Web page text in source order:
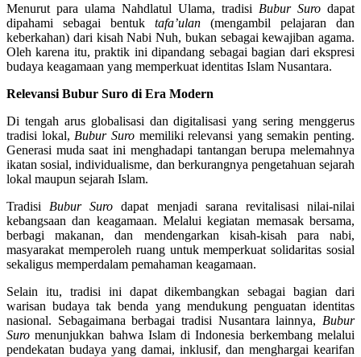
Menurut para ulama Nahdlatul Ulama, tradisi Bubur Suro dapat
dipahami sebagai bentuk tafa’ulan (mengambil pelajaran dan
keberkahan) dari kisah Nabi Nuh, bukan sebagai kewajiban agama.
Oleh karena itu, praktik ini dipandang sebagai bagian dari ekspresi
budaya keagamaan yang memperkuat identitas Islam Nusantara.
Relevansi Bubur Suro di Era Modern
Di tengah arus globalisasi dan digitalisasi yang sering menggerus
tradisi lokal, Bubur Suromemiliki relevansi yang semakin penting.
Generasi muda saat ini menghadapi tantangan berupa melemahnya
ikatan sosial, individualisme, dan berkurangnya pengetahuan sejarah
lokal maupun sejarah Islam.
Tradisi Bubur Suro dapat menjadi sarana revitalisasi nilai-nilai
kebangsaan dan keagamaan. Melalui kegiatan memasak bersama,
berbagi makanan, dan mendengarkan kisah-kisah para nabi,
masyarakat memperoleh ruang untuk memperkuat solidaritas sosial
sekaligus memperdalam pemahaman keagamaan.
Selain itu, tradisi ini dapat dikembangkan sebagai bagian dari
warisan budaya tak benda yang mendukung penguatan identitas
nasional. Sebagaimana berbagai tradisi Nusantara lainnya, Bubur
Suro menunjukkan bahwa Islam di Indonesia berkembang melalui
pendekatan budaya yang damai, inklusif, dan menghargai kearifan